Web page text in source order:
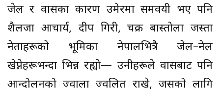
जेल र प्रवासका कारण उमेरमा समवयी भए पनि
शैलजा आचार्य, प्रदीप गिरी, चक्र बास्तोला जस्ता
नेताहरूको भूमिका नेपालभित्रै जेल–नेल
खेप्नेहरूभन्दा भिन्न रह्यो— उनीहरूले प्रवासबाट पनि
आन्दोलनको ज्वाला प्रज्वलित राखे, जसको लागि